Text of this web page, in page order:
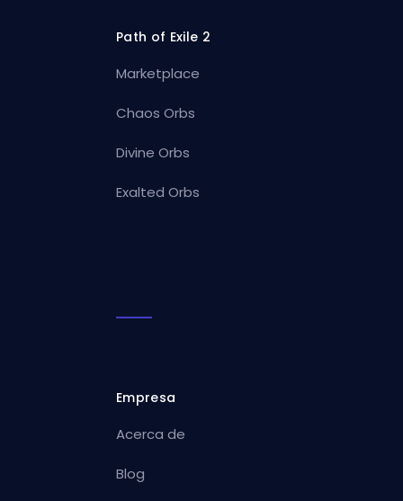
Path of Exile 2
Marketplace
Chaos Orbs
Divine Orbs
Exalted Orbs
Empresa
Acerca de
Blog